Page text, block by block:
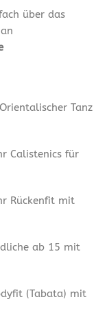
über das
Tanz
Calistenics für
Rückenfit mit
ab 15 mit
(Tabata) mit